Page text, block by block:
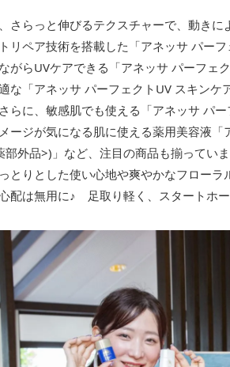
さらっと伸びるテクスチャーで、動き
リペア技術を搭載した「アネッサ パー
がらUVケアできる「アネッサ パーフェ
な「アネッサ パーフェクトUV スキン
らに、敏感肌でも使える「アネッサ パ
ージが気になる肌に使える薬用美容液
部外品>)」など、注目の商品も揃ってい
とりとした使い心地や爽やかなフロー
配は無用に♪ 足取り軽く、スタートホー